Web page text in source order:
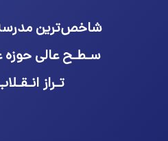
شاخص‌ترین مدرسه
سـطـح عالی حوزه
تـراز انـقـلاب